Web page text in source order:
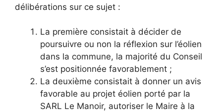
délibérations sur ce sujet :
La première consistait à décider de
poursuivre ou non la réflexion sur l’éolien
dans la commune, la majorité du Conseil
s’est positionnée favorablement ;
La deuxième consistait à donner un avis
favorable au projet éolien porté par la
SARL Le Manoir, autoriser le Maire à la